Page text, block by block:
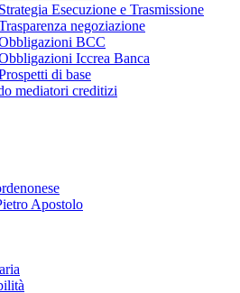
Strategia Esecuzione e Trasmissione
negoziazione
BCC
Iccrea Banca
di base
mediatori creditizi
Apostolo